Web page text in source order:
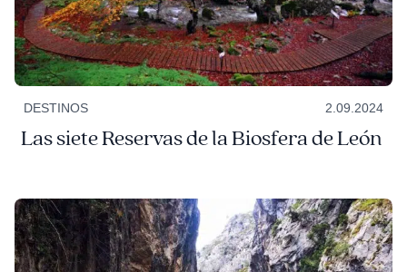
DESTINOS 2.09.2024
Las siete Reservas de la Biosfera de León